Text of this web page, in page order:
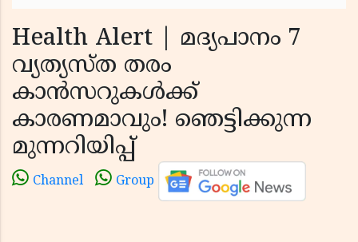
Health Alert | മദ്യപാനം 7
വ്യത്യസ്ത തരം
കാന്‍സറുകള്‍ക്ക്
കാരണമാവും! ഞെട്ടിക്കുന്ന
മുന്നറിയിപ്പ്
Channel Group